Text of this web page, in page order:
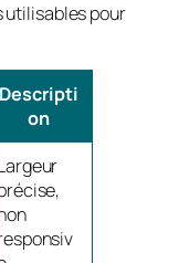
utilisables pour
Descripti
on